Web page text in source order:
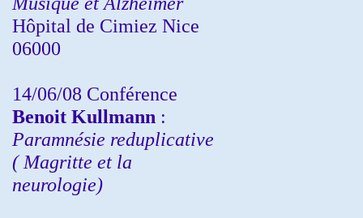
Hôpital de Cimiez Nice
06000
14/06/08 Conférence
Benoit Kullmann :
Paramnésie reduplicative
( Magritte et la
neurologie)